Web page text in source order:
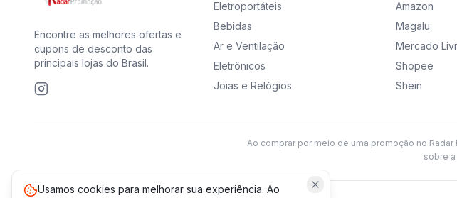
Encontre as melhores ofertas e
cupons de desconto das
principais lojas do Brasil.
Eletroportáteis
Bebidas
Ar e Ventilação
Eletrônicos
Joias e Relógios
Amazon
Magalu
Mercado
Shopee
Shein
Ao comprar por meio de uma promoção no
sobre
Usamos cookies para melhorar sua experiência. Ao